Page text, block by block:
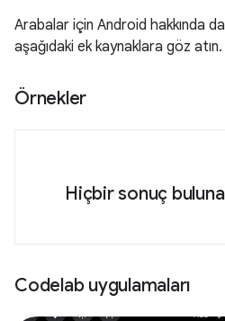
Arabalar için Android hakkında
aşağıdaki ek kaynaklara göz atın.
Örnekler
Hiçbir sonuç
Codelab uygulamaları